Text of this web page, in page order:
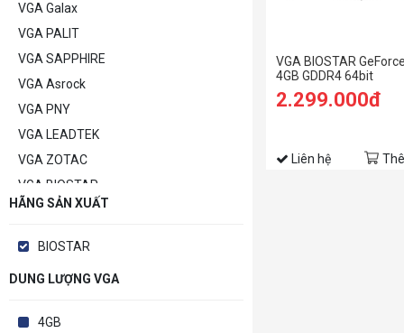
VGA Galax
VGA PALIT
VGA SAPPHIRE
VGA Asrock
VGA PNY
VGA LEADTEK
VGA ZOTAC
VGA BIOSTAR
VGA POWERCOLOR
VGA Khác
HÃNG SẢN XUẤT
BIOSTAR
DUNG LƯỢNG VGA
4GB
VGA BIOSTAR
4GB GDDR4 64bit
2.299.000đ
Liên hệ